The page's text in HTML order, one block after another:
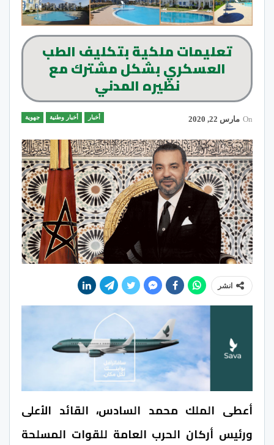
تعليمات ملكية بتكليف الطب
العسكري بشكل مشترك مع
نظيره المدني
أخبار أخبار وطنية جهوية On مارس 22, 2020
انشر
أعطى الملك محمد السادس، القائد الأعلى
ورئيس أركان الحرب العامة للقوات المسلحة